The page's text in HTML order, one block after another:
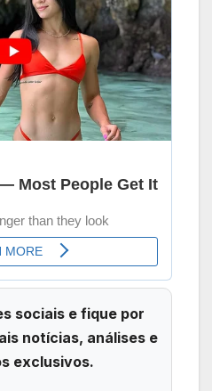
sociais e fique por
notícias, análises e
exclusivos.